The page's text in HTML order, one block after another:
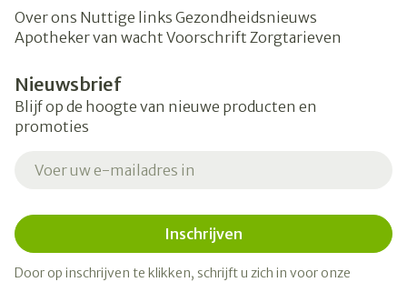
Over ons Nuttige links Gezondheidsnieuws
Apotheker van wacht Voorschrift Zorgtarieven
Nieuwsbrief
Blijf op de hoogte van nieuwe producten en
promoties
Inschrijven
Door op inschrijven te klikken, schrijft u zich in voor onze